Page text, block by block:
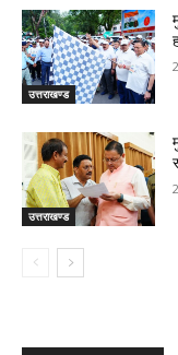
उत्तराखण्ड
उत्तराखण्ड